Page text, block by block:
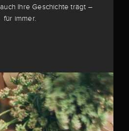
Ihre Geschichte trägt –
für immer.